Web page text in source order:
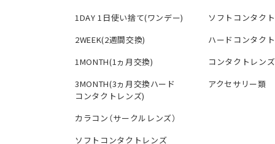
1DAY 1日使い捨て(ワンデー)
2WEEK(2週間交換)
1MONTH(1ヵ月交換)
3MONTH(3ヵ月交換ハード
コンタクトレンズ)
カラコン（サークルレンズ）
ソフトコンタクトレンズ
ソフトコンタク
ハードコンタク
コンタクトレン
アクセサリー類